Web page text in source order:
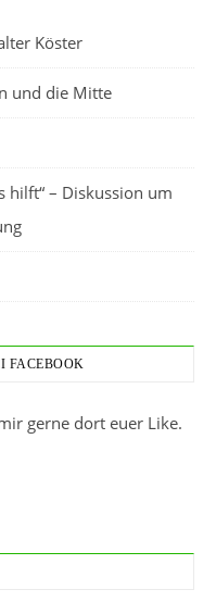
Köster
und die Mitte
hilft“ – Diskussion um
FACEBOOK
gerne dort euer Like.